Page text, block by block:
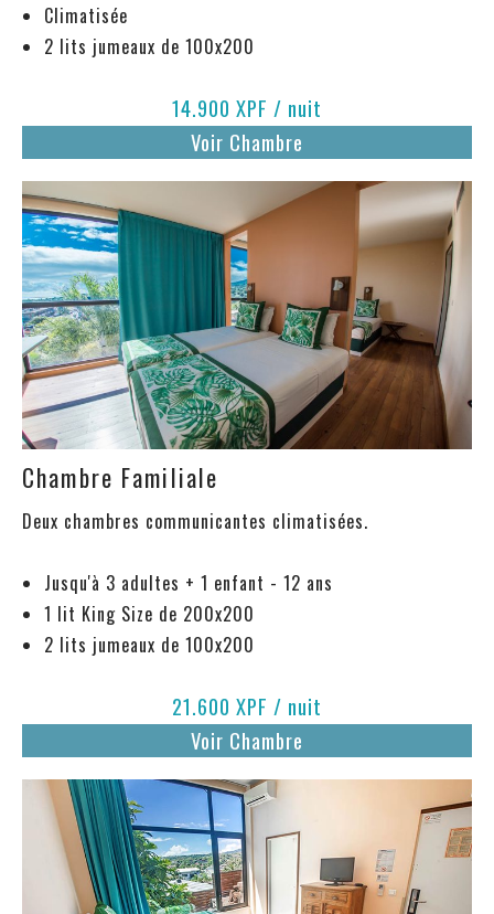
Climatisée
2 lits jumeaux de 100x200
14.900 XPF / nuit
Voir Chambre
Chambre Familiale
Deux chambres communicantes climatisées.
Jusqu'à 3 adultes + 1 enfant - 12 ans
1 lit King Size de 200x200
2 lits jumeaux de 100x200
21.600 XPF / nuit
Voir Chambre